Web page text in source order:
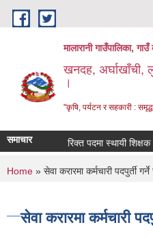
Skip to main content
मालारानी गाउँपालिका,
खनदह, अर्घाखाँची,
।
"कृषि, पर्यटन र सहकारी : समृद्ध
समाचार
सूचना । रिक्त पदमा स्थायी शिक्षक
You are here
Home » सेवा करारमा कर्मचारी पदपुर्ती
सेवा करारमा कर्मचारी